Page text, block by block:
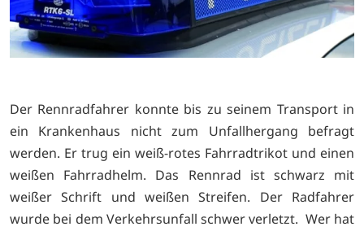
Der Rennradfahrer konnte bis zu seinem Transport in
ein Krankenhaus nicht zum Unfallhergang befragt
werden. Er trug ein weiß-rotes Fahrradtrikot und einen
weißen Fahrradhelm. Das Rennrad ist schwarz mit
weißer Schrift und weißen Streifen. Der Radfahrer
wurde bei dem Verkehrsunfall schwer verletzt. Wer hat